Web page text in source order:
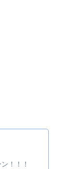
！！！